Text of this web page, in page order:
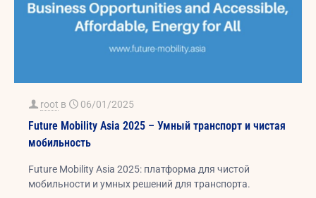
root в 06/01/2025
Future Mobility Asia 2025 – Умный транспорт и чистая
мобильность
Future Mobility Asia 2025: платформа для чистой
мобильности и умных решений для транспорта.